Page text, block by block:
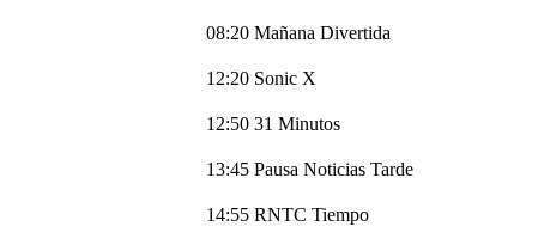
08:20 Mañana Divertida
12:20 Sonic X
12:50 31 Minutos
13:45 Pausa Noticias Tarde
14:55 RNTC Tiempo